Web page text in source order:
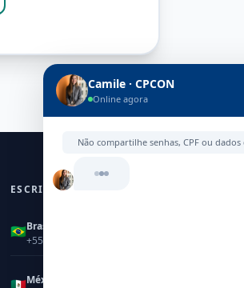
ESCRITÓRIOS GLOBAIS
🇧🇷Brasil
+55 (11) 3053-3535
México
Camile · CPCON
Online agora
Não compartilhe senhas, CPF ou